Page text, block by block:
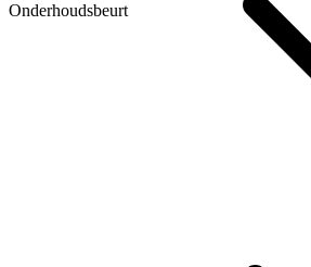
Onderhoudsbeurt